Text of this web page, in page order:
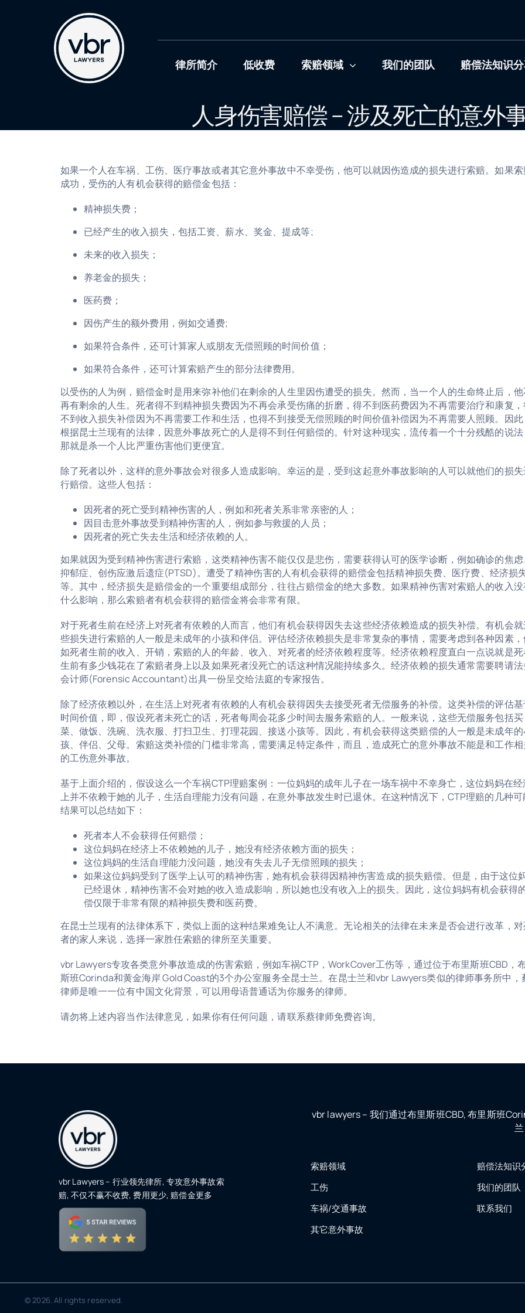
律所简介 低收费 索赔领域 我们的团队 赔偿法知识
人身伤害赔偿 – 涉及死亡的意外
如果一个人在车祸、工伤、医疗事故或者其它意外事故中不幸受伤，他可以就因伤造成的损失进行索赔。如果
成功，受伤的人有机会获得的赔偿金包括：
精神损失费 ；
已经产生的收入损失，包括工资、薪水、奖金、提成等;
未来的收入损失；
养老金的损失；
医药费；
因伤产生的额外费用，例如交通费;
如果符合条件，还可计算家人或朋友无偿照顾的时间价值；
如果符合条件，还可计算索赔产生的部分法律费用。
以受伤的人为例，赔偿金时是用来弥补他们在剩余的人生里因伤遭受的损失。然而，当一个人的生命终止后，他
再有剩余的人生。死者得不到精神损失费因为不再会承受伤痛的折磨，得不到医药费因为不再需要治疗和康复
不到收入损失补偿因为不再需要工作和生活，也得不到接受无偿照顾的时间价值补偿因为不再需要人照顾。因此
根据昆士兰现有的法律，因意外事故死亡的人是得不到任何赔偿的。针对这种现实，流传着一个十分残酷的说法
那就是杀一个人比严重伤害他们更便宜。
除了死者以外，这样的意外事故会对很多人造成影响。幸运的是，受到这起意外事故影响的人可以就他们的损
行赔偿。这些人包括：
因死者的死亡受到精神伤害的人，例如和死者关系非常亲密的人 ；
因目击意外事故受到精神伤害的人，例如参与救援的人员；
因死者的死亡失去生活和经济依赖的人。
如果就因为受到精神伤害进行索赔，这类精神伤害不能仅仅是悲伤，需要获得认可的医学诊断，例如确诊的焦虑
抑郁症、创伤应激后遗症(PTSD)。遭受了精神伤害的人有机会获得的赔偿金包括精神损失费、医疗费、经济损
等。其中，经济损失是赔偿金的一个重要组成部分，往往占赔偿金的绝大多数。如果精神伤害对索赔人的收入
什么影响，那么索赔者有机会获得的赔偿金将会非常有限。
对于死者生前在经济上对死者有依赖的人而言，他们有机会获得因失去这些经济依赖造成的损失补偿。有机会
些损失进行索赔的人一般是未成年的小孩和伴侣。评估经济依赖损失是非常复杂的事情，需要考虑到各种因素，
如死者生前的收入、开销 ，索赔的人 的年龄、收入、 对死者的经济依赖程度等。经济依赖程度直白一点说就是
生前有多少钱花在了索赔者身上以及如果死者没死亡的话这种情况能持续多久。经济依赖的损失通常需要聘请法
会计师(Forensic Accountant)出具一份呈交给法庭的专家报告。
除了经济依赖以外，在生活上对死者有依赖的人有机会获得因失去接受死者无偿服务的补偿。这类补偿的评估
时间价值，即，假设死者未死亡的话，死者每周会花多少时间去服务索赔的人。一般来说，这些无偿服务包括买
菜、做饭、洗碗、洗衣服、打扫卫生、打理花园、接送小孩等。因此，有机会获得这类赔偿的人一般是未成年
孩、伴侣、父母。索赔这类补偿的门槛非常高，需要满足特定条件，而且，造成死亡的意外事故不能是和工作相
的工伤意外事故。
基于上面介绍的，假设这么一个车祸CTP理赔案例：一位妈妈的成年儿子在一场车祸中不幸身亡，这位妈妈在经
上并不依赖于她的儿子，生活自理能力没有问题，在意外事故发生时已退休。 在这种情况下，CTP理赔的几种可
结果可以总结如下：
死者本人不会获得任何赔偿；
这位妈妈在经济上不依赖她的儿子 ， 她没有经济依赖方面的损失；
这位妈妈的生活自理能力没问题，她没有失去儿子无偿照顾的损失；
如果这位妈妈受到了医学上认可的精神伤害，她有机会获得因精神伤害造成的损失赔偿。但是，由于这位
已经退休 ，精神伤害不会对她的收入造成影响，所以她也没有收入上的损失。 因此 ，这位妈妈有机会获得
偿仅限于非常有限的精神损失费和医药费。
在昆士兰现有的法律体系下，类似上面的这种结果难免让人不满意。 无论相关的法律在未来是否会进行改革，
者的家人来说，选择一家胜任索赔的律所至关重要。
vbr Lawyers专攻各类意外事故造成的伤害索赔，例如车祸CTP，WorkCover工伤等，通过位于布里斯班CBD，
斯班Corinda和黄金海岸 Gold Coast的3个办公室服务全昆士兰。在昆士兰和vbr Lawyers类似的律师事务所中，
律师是唯一一位有中国文化背景，可以用母语普通话为你服务的律师。
请勿将上述内容当作法律意见，如果你有任何问题，请联系蔡律师免费咨询。
vbr Lawyers – 行业领先律所, 专攻意外事故索
赔, 不仅不赢不收费, 费用更少, 赔偿金更多
vbr lawyers – 我们通过布里斯班CBD, 布里斯班
兰
索赔领域
工伤
车祸/交通事故
其它意外事故
赔偿法知识
我们的团队
联系我们
© 2026. All rights reserved.